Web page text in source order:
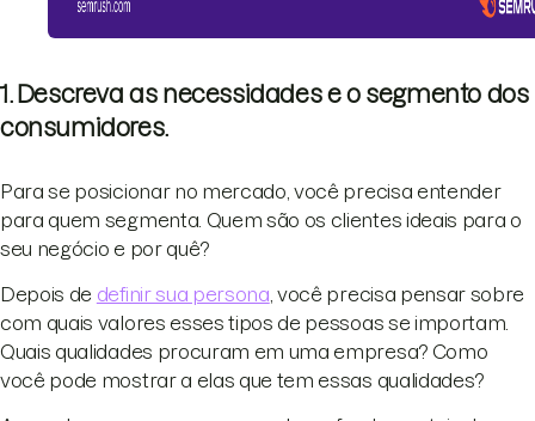
1. Descreva as necessidades e o segmento dos
consumidores.
Para se posicionar no mercado, você precisa entender
para quem segmenta. Quem são os clientes ideais para o
seu negócio e por quê?
Depois de definir sua persona , você precisa pensar sobre
com quais valores esses tipos de pessoas se importam.
Quais qualidades procuram em uma empresa? Como
você pode mostrar a elas que tem essas qualidades?